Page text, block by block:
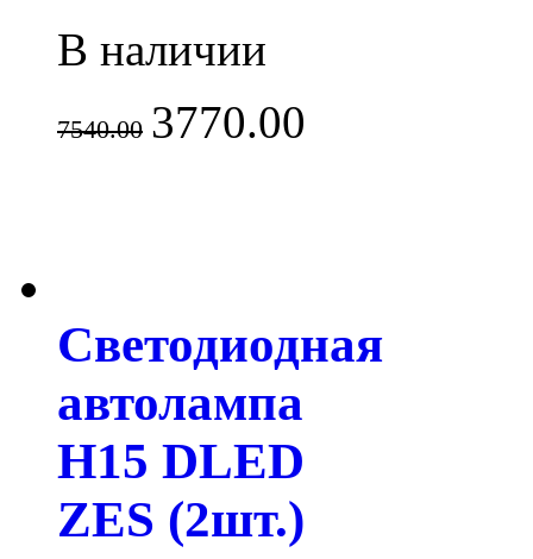
В наличии
7540.00 3770.00
Светодиодная
автолампа
H15 DLED
ZES (2шт.)